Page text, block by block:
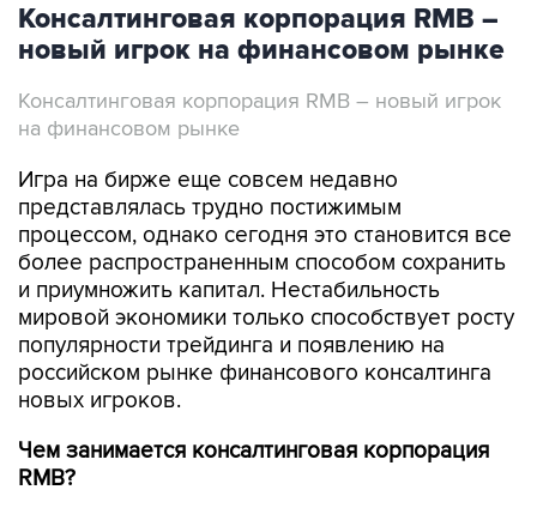
Консалтинговая корпорация RMB –
новый игрок на финансовом рынке
Консалтинговая корпорация RMB – новый игрок
на финансовом рынке
Игра на бирже еще совсем недавно
представлялась трудно постижимым
процессом, однако сегодня это становится все
более распространенным способом сохранить
и приумножить капитал. Нестабильность
мировой экономики только способствует росту
популярности трейдинга и появлению на
российском рынке финансового консалтинга
новых игроков.
Чем занимается консалтинговая корпорация
RMB?